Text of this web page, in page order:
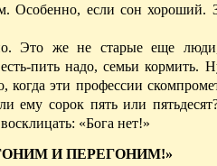
Особенно, если сон хороший.
Это же не старые еще
пить надо, семьи кормить.
когда эти профессии
ему сорок пять или
«Бога нет!»
И ПЕРЕГОНИМ!»